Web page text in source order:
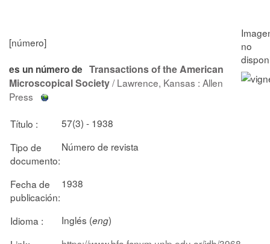
[número]
es un número de Transactions of the American
Microscopical Society/ Lawrence, Kansas : Allen
Press
Título :
57(3) - 1938
Tipo de
documento:
Número de revista
Fecha de
publicación:
1938
Idioma : Inglés (eng)